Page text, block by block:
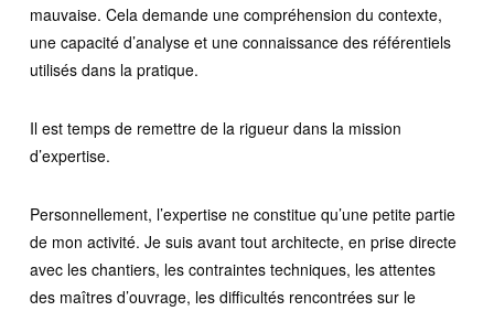
mauvaise. Cela demande une compréhension du contexte,
une capacité d’analyse et une connaissance des référentiels
utilisés dans la pratique.
Il est temps de remettre de la rigueur dans la mission
d’expertise.
Personnellement, l’expertise ne constitue qu’une petite partie
de mon activité. Je suis avant tout architecte, en prise directe
avec les chantiers, les contraintes techniques, les attentes
des maîtres d’ouvrage, les difficultés rencontrées sur le